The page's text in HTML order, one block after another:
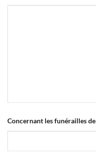
Concernant les funérailles de